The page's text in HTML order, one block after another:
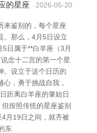
的星座 2026-05-20
来鉴别的，每个星座
。那么，4月5日设立
日属于**白羊座（3月
念十二宫的第一个星
。设立于这个日历的
，勇于挑战自我，
距离白羊座的肇始日
按照传统的星座鉴别
月19日之间，就齐被
东